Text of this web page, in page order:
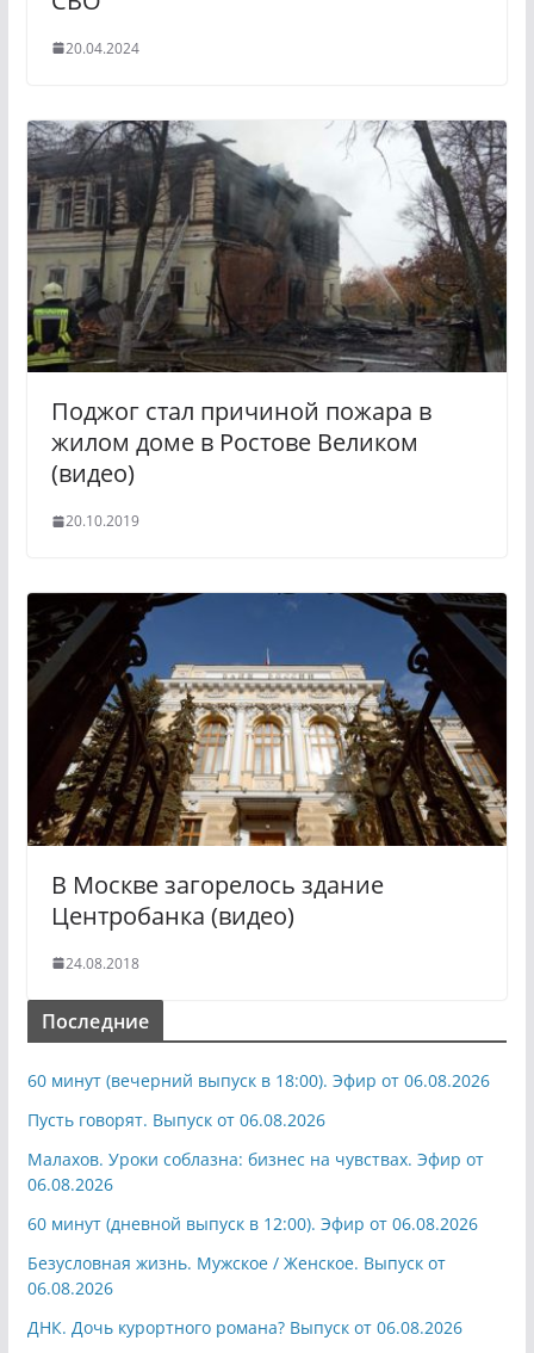
20.04.2024
Поджог стал причиной пожара в
жилом доме в Ростове Великом
(видео)
20.10.2019
В Москве загорелось здание
Центробанка (видео)
24.08.2018
Последние
60 минут (вечерний выпуск в 18:00). Эфир от 06.08.2026
Пусть говорят. Выпуск от 06.08.2026
Малахов. Уроки соблазна: бизнес на чувствах. Эфир от
06.08.2026
60 минут (дневной выпуск в 12:00). Эфир от 06.08.2026
Безусловная жизнь. Мужское / Женское. Выпуск от
06.08.2026
ДНК. Дочь курортного романа? Выпуск от 06.08.2026